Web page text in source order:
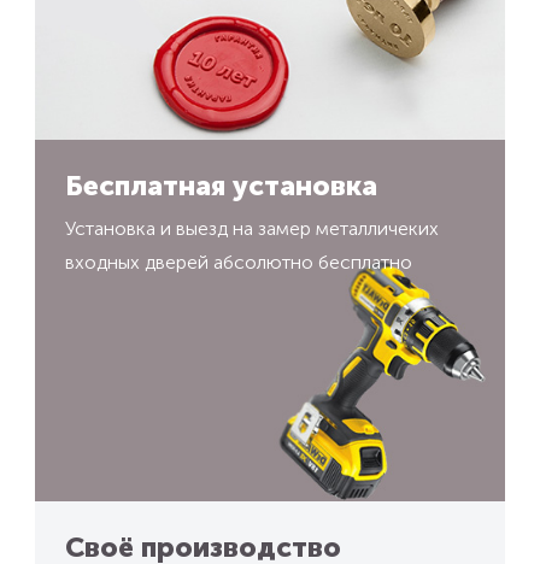
Бесплатная установка
Установка и выезд на замер металличеких
входных дверей абсолютно бесплатно
Своё производство